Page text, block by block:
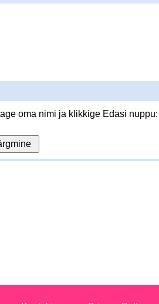
oma nimi ja klikkige Edasi nuppu: